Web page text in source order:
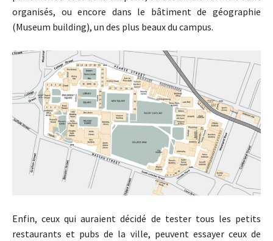
organisés, ou encore dans le bâtiment de géographie
(Museum building), un des plus beaux du campus.
Enfin, ceux qui auraient décidé de tester tous les petits
restaurants et pubs de la ville, peuvent essayer ceux de